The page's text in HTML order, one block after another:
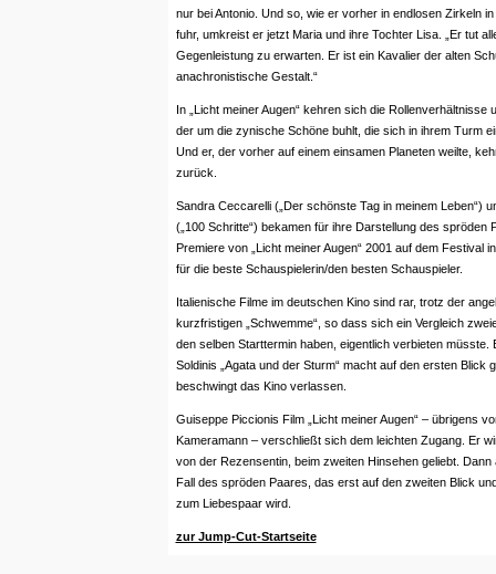
nur bei Antonio. Und so, wie er vorher in endlosen Zirkeln
fuhr, umkreist er jetzt Maria und ihre Tochter Lisa. „Er tut
Gegenleistung zu erwarten. Er ist ein Kavalier der alten
anachronistische Gestalt.“
In „Licht meiner Augen“ kehren sich die Rollenverhältnisse
der um die zynische Schöne buhlt, die sich in ihrem Turm
Und er, der vorher auf einem einsamen Planeten weilte,
zurück.
Sandra Ceccarelli („Der schönste Tag in meinem Leben“)
(„100 Schritte“) bekamen für ihre Darstellung des spröden
Premiere von „Licht meiner Augen“ 2001 auf dem Festival
für die beste Schauspielerin/den besten Schauspieler.
Italienische Filme im deutschen Kino sind rar, trotz der
kurzfristigen „Schwemme“, so dass sich ein Vergleich
den selben Starttermin haben, eigentlich verbieten müsste.
Soldinis „Agata und der Sturm“ macht auf den ersten Blick
beschwingt das Kino verlassen.
Guiseppe Piccionis Film „Licht meiner Augen“ – übrigens
Kameramann – verschließt sich dem leichten Zugang. Er
von der Rezensentin, beim zweiten Hinsehen geliebt. Dann
Fall des spröden Paares, das erst auf den zweiten Blick
zum Liebespaar wird.
zur Jump-Cut-Startseite